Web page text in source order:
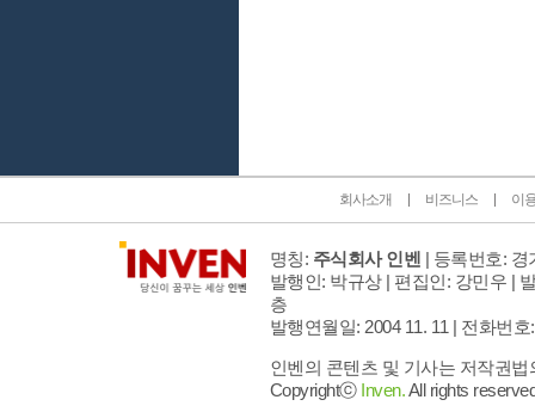
회사소개 비즈니스 이
명칭: 주식회사 인벤 | 등록번호: 경
발행인: 박규상 | 편집인: 강민우 |
층
발행연월일: 2004 11. 11 | 전화번호
인벤의 콘텐츠 및 기사는 저작권
Copyrightⓒ Inven.All rights